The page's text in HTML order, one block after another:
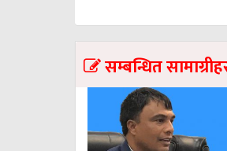
सम्बन्धित